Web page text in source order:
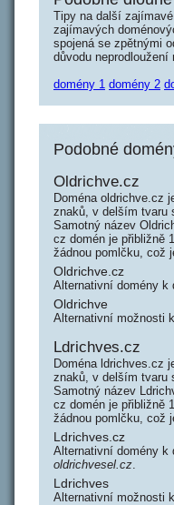
Tipy na další
zajímavých
spojená se zpětnými
důvodu
domény 1 domény 2
Podobné
Oldrichve.cz
Doména oldrichve.cz
znaků, v delším tvaru
Samotný název
cz domén je přibližně
žádnou pomlčku, což
Oldrichve.cz
Alternativní domény k
Oldrichve
Alternativní možnosti
Ldrichves.cz
Doména ldrichves.cz
znaků, v delším tvaru
Samotný název
cz domén je přibližně
žádnou pomlčku, což
Ldrichves.cz
Alternativní domény k
oldrichvesel.cz.
Ldrichves
Alternativní možnosti